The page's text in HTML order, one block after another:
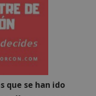
que se han ido